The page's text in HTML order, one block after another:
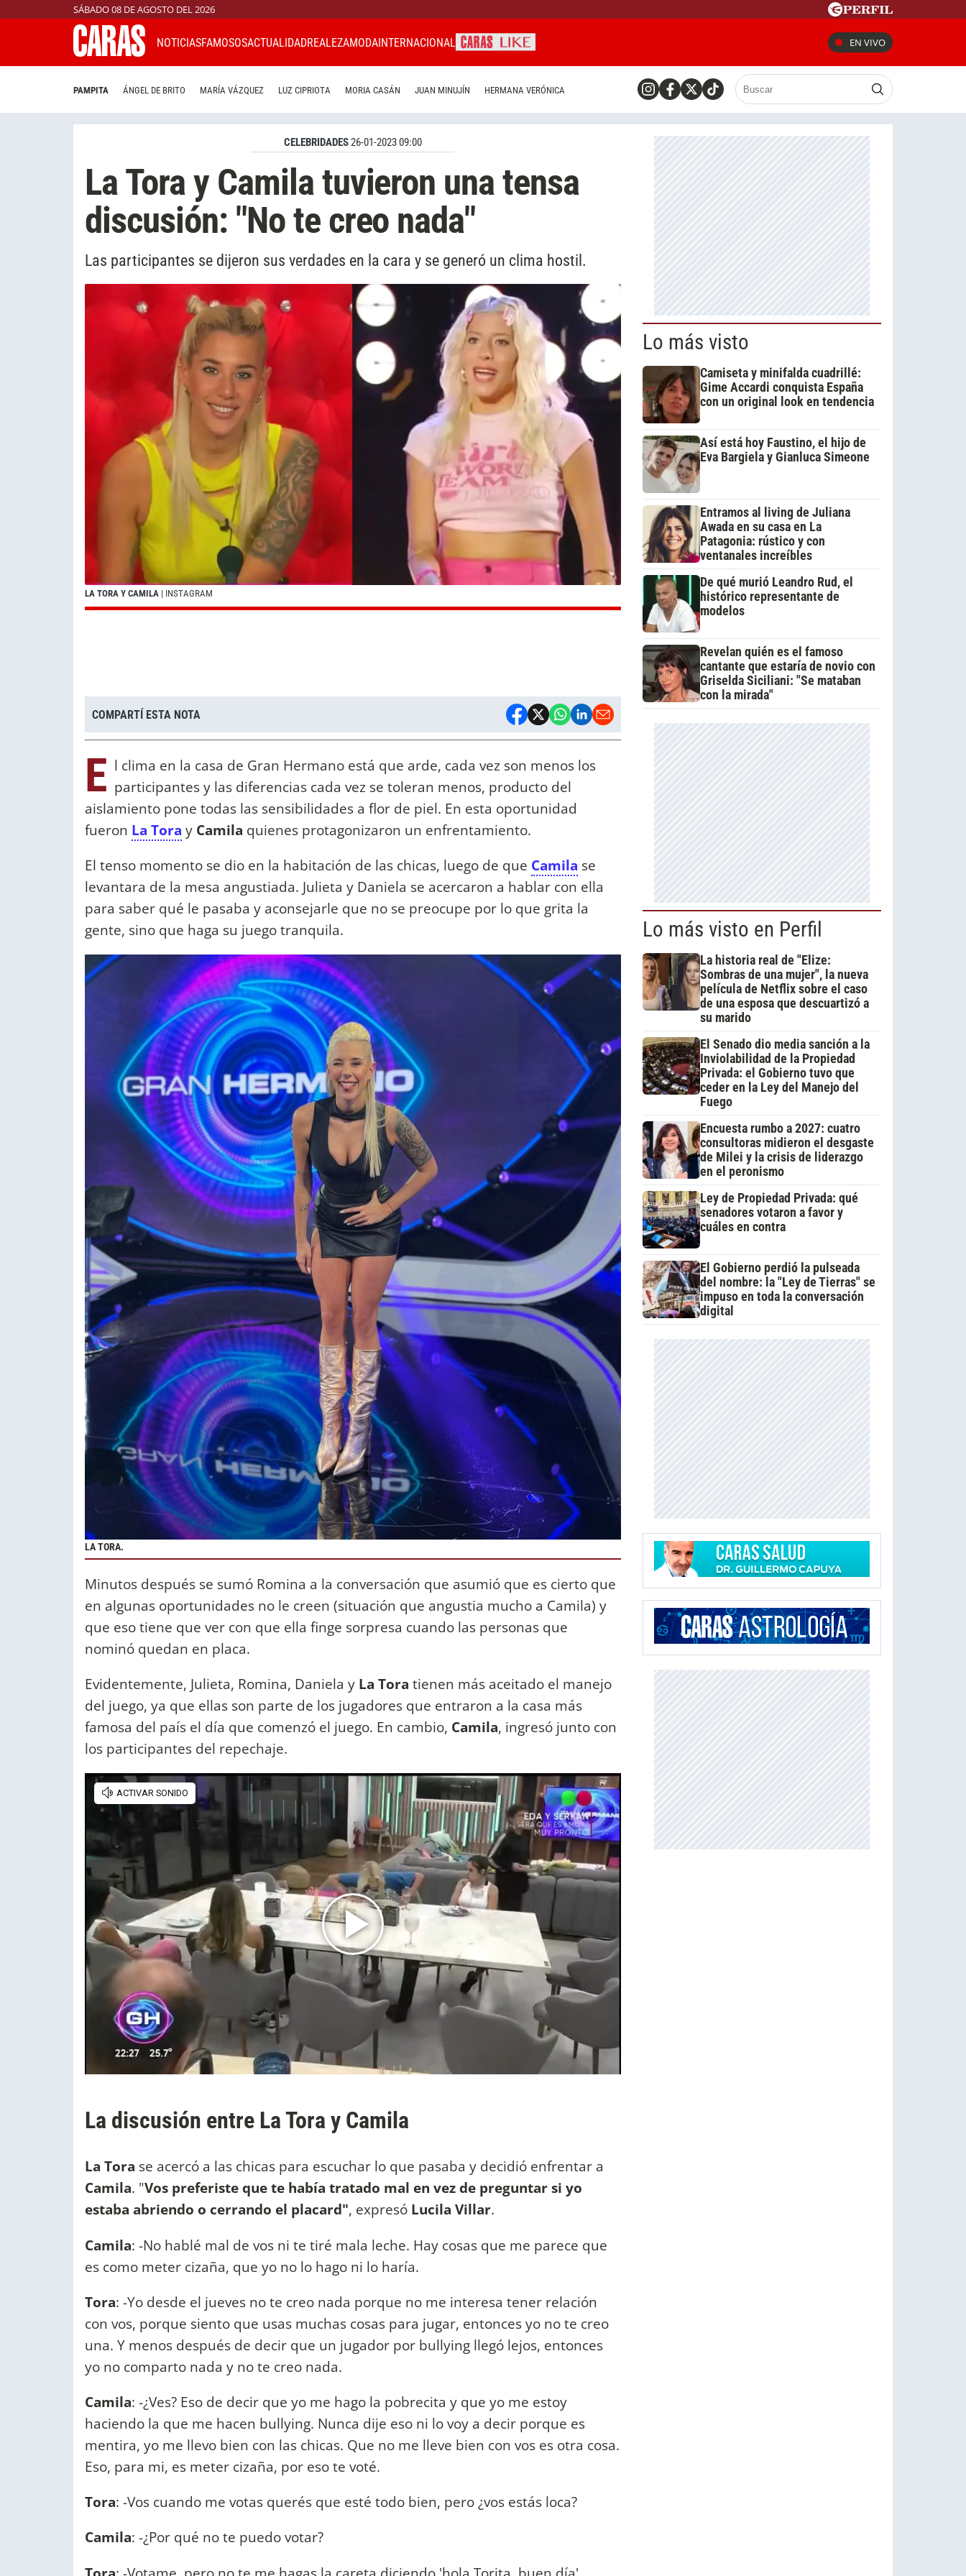
SÁBADO 08 DE AGOSTO DEL 2026
NOTICIASFAMOSOSACTUALIDADREALEZAMODAINTERNACIONAL EN VIVO
PAMPITA ÁNGEL DE BRITO MARÍA VÁZQUEZ LUZ CIPRIOTA MORIA CASÁN JUAN MINUJÍN HERMANA VERÓNICA
CELEBRIDADES26-01-2023 09:00
La Tora y Camila tuvieron una tensa
discusión: "No te creo nada"
Las participantes se dijeron sus verdades en la cara y se generó un clima hostil.
LA TORA Y CAMILA | INSTAGRAM
COMPARTÍ ESTA NOTA
E l clima en la casa de Gran Hermano está que arde, cada vez son menos los
participantes y las diferencias cada vez se toleran menos, producto del
aislamiento pone todas las sensibilidades a flor de piel. En esta oportunidad
fueron La Tora y Camila quienes protagonizaron un enfrentamiento.
El tenso momento se dio en la habitación de las chicas, luego de que Camila se
levantara de la mesa angustiada. Julieta y Daniela se acercaron a hablar con ella
para saber qué le pasaba y aconsejarle que no se preocupe por lo que grita la
gente, sino que haga su juego tranquila.
LA TORA.
Minutos después se sumó Romina a la conversación que asumió que es cierto que
en algunas oportunidades no le creen (situación que angustia mucho a Camila) y
que eso tiene que ver con que ella finge sorpresa cuando las personas que
nominó quedan en placa.
Evidentemente, Julieta, Romina, Daniela y La Tora tienen más aceitado el manejo
del juego, ya que ellas son parte de los jugadores que entraron a la casa más
famosa del país el día que comenzó el juego. En cambio, Camila, ingresó junto con
los participantes del repechaje.
La discusión entre La Tora y Camila
La Tora se acercó a las chicas para escuchar lo que pasaba y decidió enfrentar a
Camila. "Vos preferiste que te había tratado mal en vez de preguntar si yo
estaba abriendo o cerrando el placard", expresó Lucila Villar.
Camila: -No hablé mal de vos ni te tiré mala leche. Hay cosas que me parece que
es como meter cizaña, que yo no lo hago ni lo haría.
Tora: -Yo desde el jueves no te creo nada porque no me interesa tener relación
con vos, porque siento que usas muchas cosas para jugar, entonces yo no te creo
una. Y menos después de decir que un jugador por bullying llegó lejos, entonces
yo no comparto nada y no te creo nada.
Camila: -¿Ves? Eso de decir que yo me hago la pobrecita y que yo me estoy
haciendo la que me hacen bullying. Nunca dije eso ni lo voy a decir porque es
mentira, yo me llevo bien con las chicas. Que no me lleve bien con vos es otra cosa.
Eso, para mi, es meter cizaña, por eso te voté.
Tora: -Vos cuando me votas querés que esté todo bien, pero ¿vos estás loca?
Camila: -¿Por qué no te puedo votar?
Lo más visto
Camiseta y minifalda cuadrillé:
Gime Accardi conquista España
con un original look en tendencia
Así está hoy Faustino, el hijo de
Eva Bargiela y Gianluca Simeone
Entramos al living de Juliana
Awada en su casa en La
Patagonia: rústico y con
ventanales increíbles
De qué murió Leandro Rud, el
histórico representante de
modelos
Revelan quién es el famoso
cantante que estaría de novio con
Griselda Siciliani: "Se mataban
con la mirada"
Lo más visto en Perfil
La historia real de "Elize:
Sombras de una mujer", la nueva
película de Netflix sobre el caso
de una esposa que descuartizó a
su marido
El Senado dio media sanción a la
Inviolabilidad de la Propiedad
Privada: el Gobierno tuvo que
ceder en la Ley del Manejo del
Fuego
Encuesta rumbo a 2027: cuatro
consultoras midieron el desgaste
de Milei y la crisis de liderazgo
en el peronismo
Ley de Propiedad Privada: qué
senadores votaron a favor y
cuáles en contra
El Gobierno perdió la pulseada
del nombre: la "Ley de Tierras" se
impuso en toda la conversación
digital